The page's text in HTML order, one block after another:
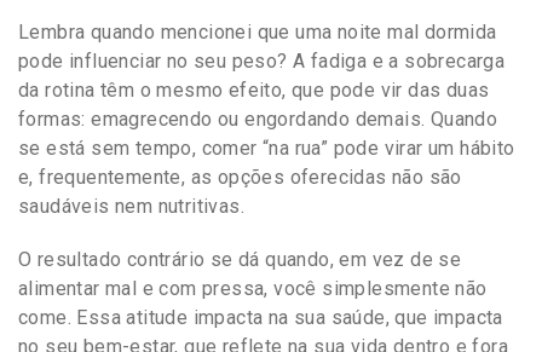
Lembra quando mencionei que uma noite mal dormida
pode influenciar no seu peso? A fadiga e a sobrecarga
da rotina têm o mesmo efeito, que pode vir das duas
formas: emagrecendo ou engordando demais. Quando
se está sem tempo, comer “na rua” pode virar um hábito
e, frequentemente, as opções oferecidas não são
saudáveis nem nutritivas.
O resultado contrário se dá quando, em vez de se
alimentar mal e com pressa, você simplesmente não
come. Essa atitude impacta na sua saúde, que impacta
no seu bem-estar, que reflete na sua vida dentro e fora